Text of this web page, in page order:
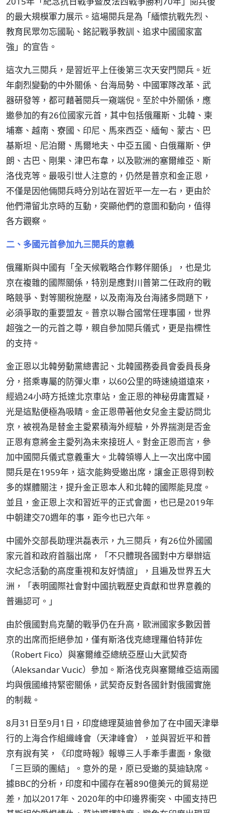
的最大規模軍力展示。這場閱兵是為「緬懷抗戰先烈、
教育民眾勿忘國恥、銘記戰爭教訓、追求中國國家富
強」的宣告。
這次九三閱兵，是習近平上任後第三次天安門閱兵。近
年劇烈變動的中外關係、台海局勢、中國軍隊改革、武
器研發等，都可藉著閱兵一窺端倪。至於中外關係，應
邀參加的有26位國家元首，其中包括俄羅斯、北韓、柬
埔寨、越南、寮國、印尼、馬來西亞、緬甸、蒙古、巴
基斯坦、尼泊爾、馬爾地夫、中亞五國、白俄羅斯、伊
朗、古巴、剛果、津巴布韋，以及歐洲的塞爾維亞、斯
洛伐克等。最吸引世人注意的，仍然是普京和金正恩，
不僅是因他倆閱兵時分別站在習近平一左一右，更由於
他們滯留北京時的互動，突顯他們的意圖和動向，值得
各方觀察。
二、多國元首參加九三閱兵的意義
俄羅斯與中國有「全天候戰略合作夥伴關係」，也是北
京在複雜的國際關係，特別是應對川普第二任政府的戰
略競爭、對等關稅施壓，以及南海及台海諸多問題下，
必須爭取的重要盟友。普京以聯合國常任理事國，世界
超強之一的元首之尊，親自參加閱兵儀式，更是指標性
的支持。
金正恩以北韓勞動黨總書記、北韓國務委員會委員長身
分，搭乘專屬的防彈火車，以60公里的時速繞道遠來，
經過24小時方抵達北京車站，金正恩的神秘毋庸置疑，
光是這點便極為吸睛。金正恩帶著他女兒金主愛訪問北
京，被視為是替金主愛累積海外經驗，外界揣測是否金
正恩有意將金主愛列為未來接班人。對金正恩而言，參
加中國閱兵儀式意義重大。北韓領導人上一次出席中國
閱兵是在1959年，這次能夠受邀出席，讓金正恩得到較
多的媒體關注，提升金正恩本人和北韓的國際能見度。
並且，金正恩上次和習近平的正式會面，也已是2019年
中朝建交70週年的事，距今也已六年。
中國外交部長助理洪磊表示，九三閱兵，有26位外國國
家元首和政府首腦出席，「不只體現各國對中方舉辦這
次紀念活動的高度重視和友好情誼」，且遍及世界五大
洲，「表明國際社會對中國抗戰歷史貢獻和世界意義的
普遍認可。」
由於俄國對烏克蘭的戰爭仍在升高，歐洲國家多數因普
京的出席而拒絕參加，僅有斯洛伐克總理羅伯特菲佐
（Robert Fico）與塞爾維亞總統亞歷山大武契奇
（Aleksandar Vucic）參加。斯洛伐克與塞爾維亞這兩國
均與俄國維持緊密關係，武契奇反對各國針對俄國實施
的制裁。
8月31日至9月1日，印度總理莫迪曾參加了在中國天津舉
行的上海合作組織峰會（天津峰會），並與習近平和普
京有說有笑，《印度時報》報導三人手牽手畫面，象徵
「三巨頭的團結」。意外的是，原已受邀的莫迪缺席。
據BBC的分析，印度和中國存在著890億美元的貿易逆
差，加以2017年、2020年的中印邊界衝突、中國支持巴